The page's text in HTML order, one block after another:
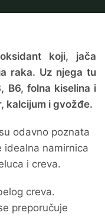
koji, jača
raka. Uz njega tu
B6, folna kiselina i
kalcijum i gvožđe.
odavno poznata
idealna namirnica
i creva.
creva.
preporučuje